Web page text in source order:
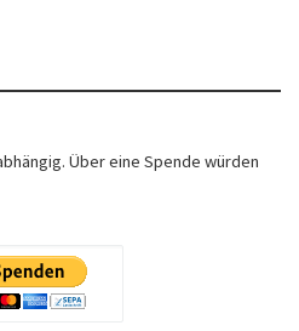
Über eine Spende würden